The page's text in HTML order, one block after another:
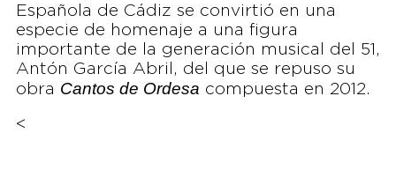
Española de Cádiz se convirtió en una
especie de homenaje a una figura
importante de la generación musical del 51,
Antón García Abril, del que se repuso su
obra Cantos de Ordesa compuesta en 2012.
<